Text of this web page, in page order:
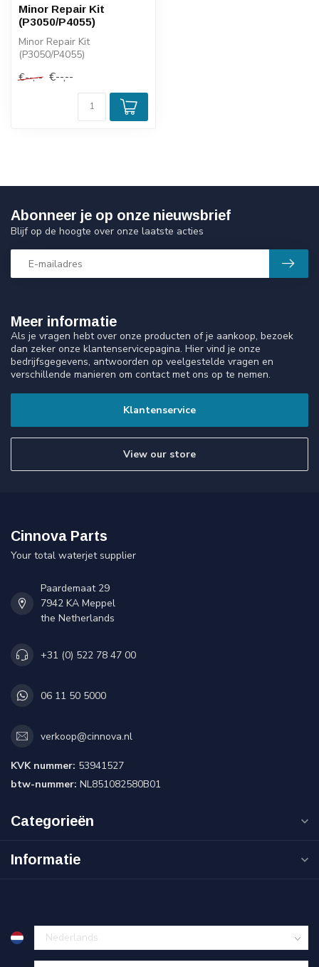
Minor Repair Kit
(P3050/P4055)
Minor Repair Kit
(P3050/P4055)
€--,-- €--,--
Meer informatie
Als je vragen hebt over onze producten of je aankoop, bezoek
dan zeker onze klantenservicepagina. Hier vind je onze
bedrijfsgegevens, antwoorden op veelgestelde vragen en
verschillende manieren om contact met ons op te nemen.
Klantenservice
View our store
Abonneer je op onze nieuwsbrief
Blijf op de hoogte over onze laatste acties
Cinnova Parts
Your total waterjet supplier
Paardemaat 29
7942 KA Meppel
the Netherlands
+31 (0) 522 78 47 00
06 11 50 5000
verkoop@cinnova.nl
KVK nummer: 53941527
btw-nummer: NL851082580B01
Categorieën
Informatie